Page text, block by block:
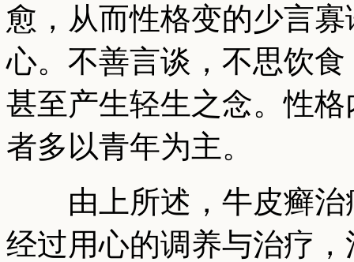
愈，从而性格变的少言
心。不善言谈，不思饮
甚至产生轻生之念。性
者多以青年为主。
由上所述，牛皮癣治
经过用心的调养与治疗